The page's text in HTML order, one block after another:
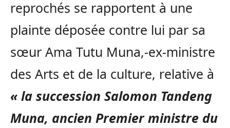
reprochés se rapportent à une
plainte déposée contre lui par sa
sœur Ama Tutu Muna,-ex-ministre
des Arts et de la culture, relative à
« la succession Salomon Tandeng
Muna, ancien Premier ministre du